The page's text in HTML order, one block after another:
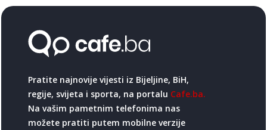
Pratite najnovije vijesti iz Bijeljine, BiH,
regije, svijeta i sporta, na portalu Cafe.ba.
Na vašim pametnim telefonima nas
možete pratiti putem mobilne verzije